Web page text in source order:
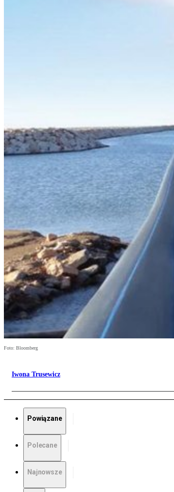
Foto: Bloomberg
Iwona Trusewicz
Powiązane
Polecane
Najnowsze